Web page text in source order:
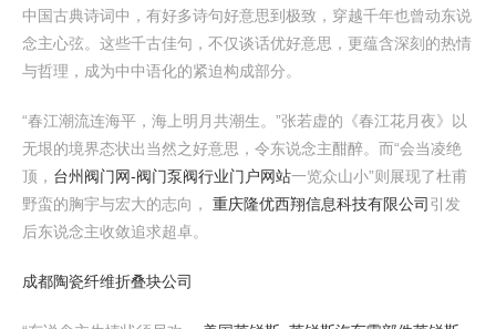
中国古典诗词中，有好多诗句好意思到极致，穿越千年也曾动东说
念主心弦。这些千古佳句，不仅谈话优好意思，更蕴含深刻的热情
与哲理，成为中中语化的紧迫构成部分。
“春江潮流连海平，海上明月共潮生。”张若虚的《春江花月夜》以
无垠的境界态状出当然之好意思，令东说念主酣醉。而“会当凌绝
顶， 台州阀门网-阀门泵阀行业门户网站一览众山小”则展现了杜甫
野蛮的胸宇与宏大的志向， 重庆隆优西翔信息科技有限公司 引发
后东说念主收敛追求超卓。
成都陶瓷纤维折叠块公司